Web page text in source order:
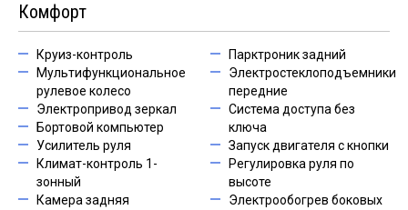
Комфорт
Круиз-контроль
Мультифункциональное
рулевое колесо
Электропривод зеркал
Бортовой компьютер
Усилитель руля
Климат-контроль 1-
зонный
Камера задняя
Парктроник задний
Электростеклоподъемники
передние
Система доступа без
ключа
Запуск двигателя с кнопки
Регулировка руля по
высоте
Электрообогрев боковых